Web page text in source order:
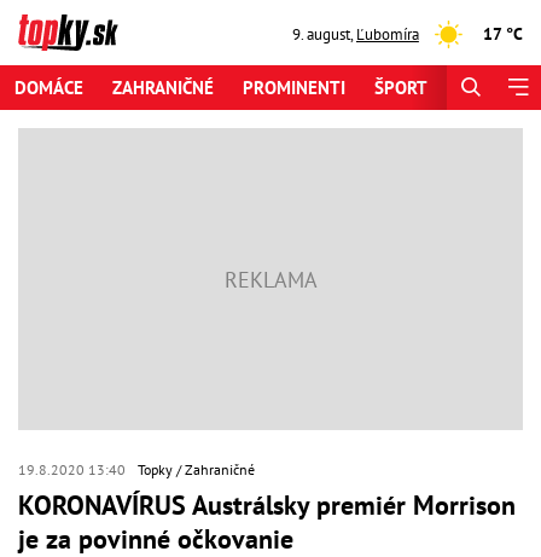
9. august,Ľubomíra 17 °C
DOMÁCE ZAHRANIČNÉ PROMINENTI ŠPORT
19.8.2020 13:40 Topky Zahraničné
KORONAVÍRUS Austrálsky premiér Morrison
je za povinné očkovanie